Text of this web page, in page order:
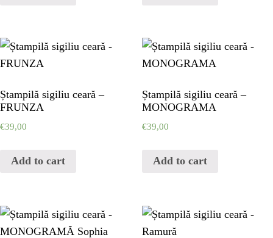
WAX STAMP
PAGES
Ștampilă sigiliu ceară –
FRUNZA
€39,00
Add to cart
Ștampilă sigiliu ceară –
MONOGRAMA
€39,00
Add to cart